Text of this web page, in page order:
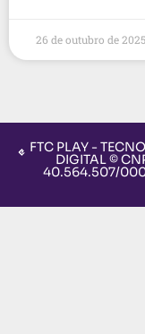
26 de outubro de 2025
FTC PLAY -
DIGITAL ©
40.564.507/